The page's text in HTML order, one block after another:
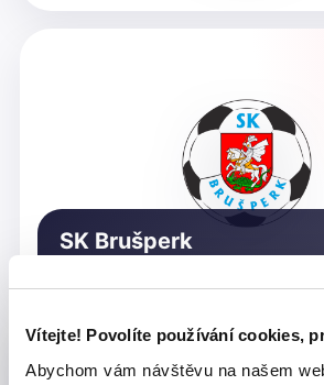
Vítejte! Povolíte používání cookies,
Abychom vám návštěvu na našem
SK Brušperk